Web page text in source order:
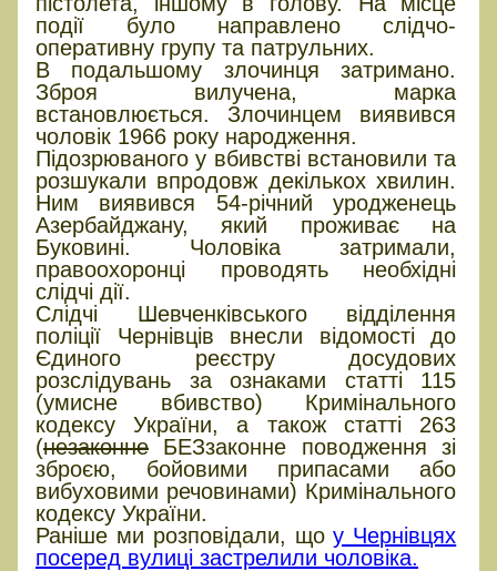
події було направлено слідчо-
оперативну групу та патрульних.
В подальшому злочинця затримано.
Зброя вилучена, марка
встановлюється. Злочинцем виявився
чоловік 1966 року народження.
Підозрюваного у вбивстві встановили та
розшукали впродовж декількох хвилин.
Ним виявився 54-річний уродженець
Азербайджану, який проживає на
Буковині. Чоловіка затримали,
правоохоронці проводять необхідні
слідчі дії.
Слідчі Шевченківського відділення
поліції Чернівців внесли відомості до
Єдиного реєстру досудових
розслідувань за ознаками статті 115
(умисне вбивство) Кримінального
кодексу України, а також статті 263
(незаконне БЕЗзаконне поводження зі
зброєю, бойовими припасами або
вибуховими речовинами) Кримінального
кодексу України.
Раніше ми розповідали, щоу Чернівцях
посеред вулиці застрелили чоловіка.